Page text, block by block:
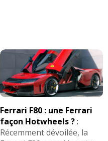
Ferrari F80 : une Ferrari
façon Hotwheels ?:
Récemment dévoilée, la